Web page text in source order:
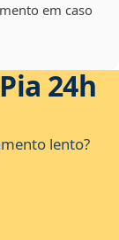
em caso
24h
lento?